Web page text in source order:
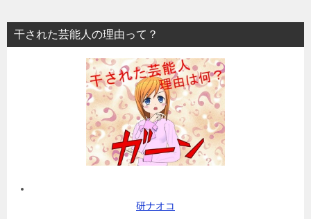
干された芸能人の理由って？
研ナオコ